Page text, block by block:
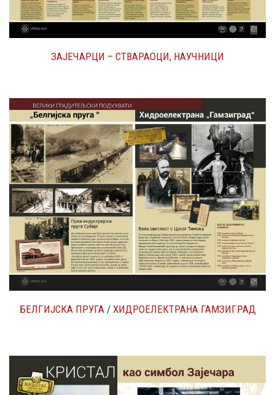
ЗАЈЕЧАРЦИ – СТВАРАОЦИ, НАУЧНИЦИ
БЕЛГИЈСКА ПРУГА / ХИДРОЕЛЕКТРАНА ГАМЗИГРАД